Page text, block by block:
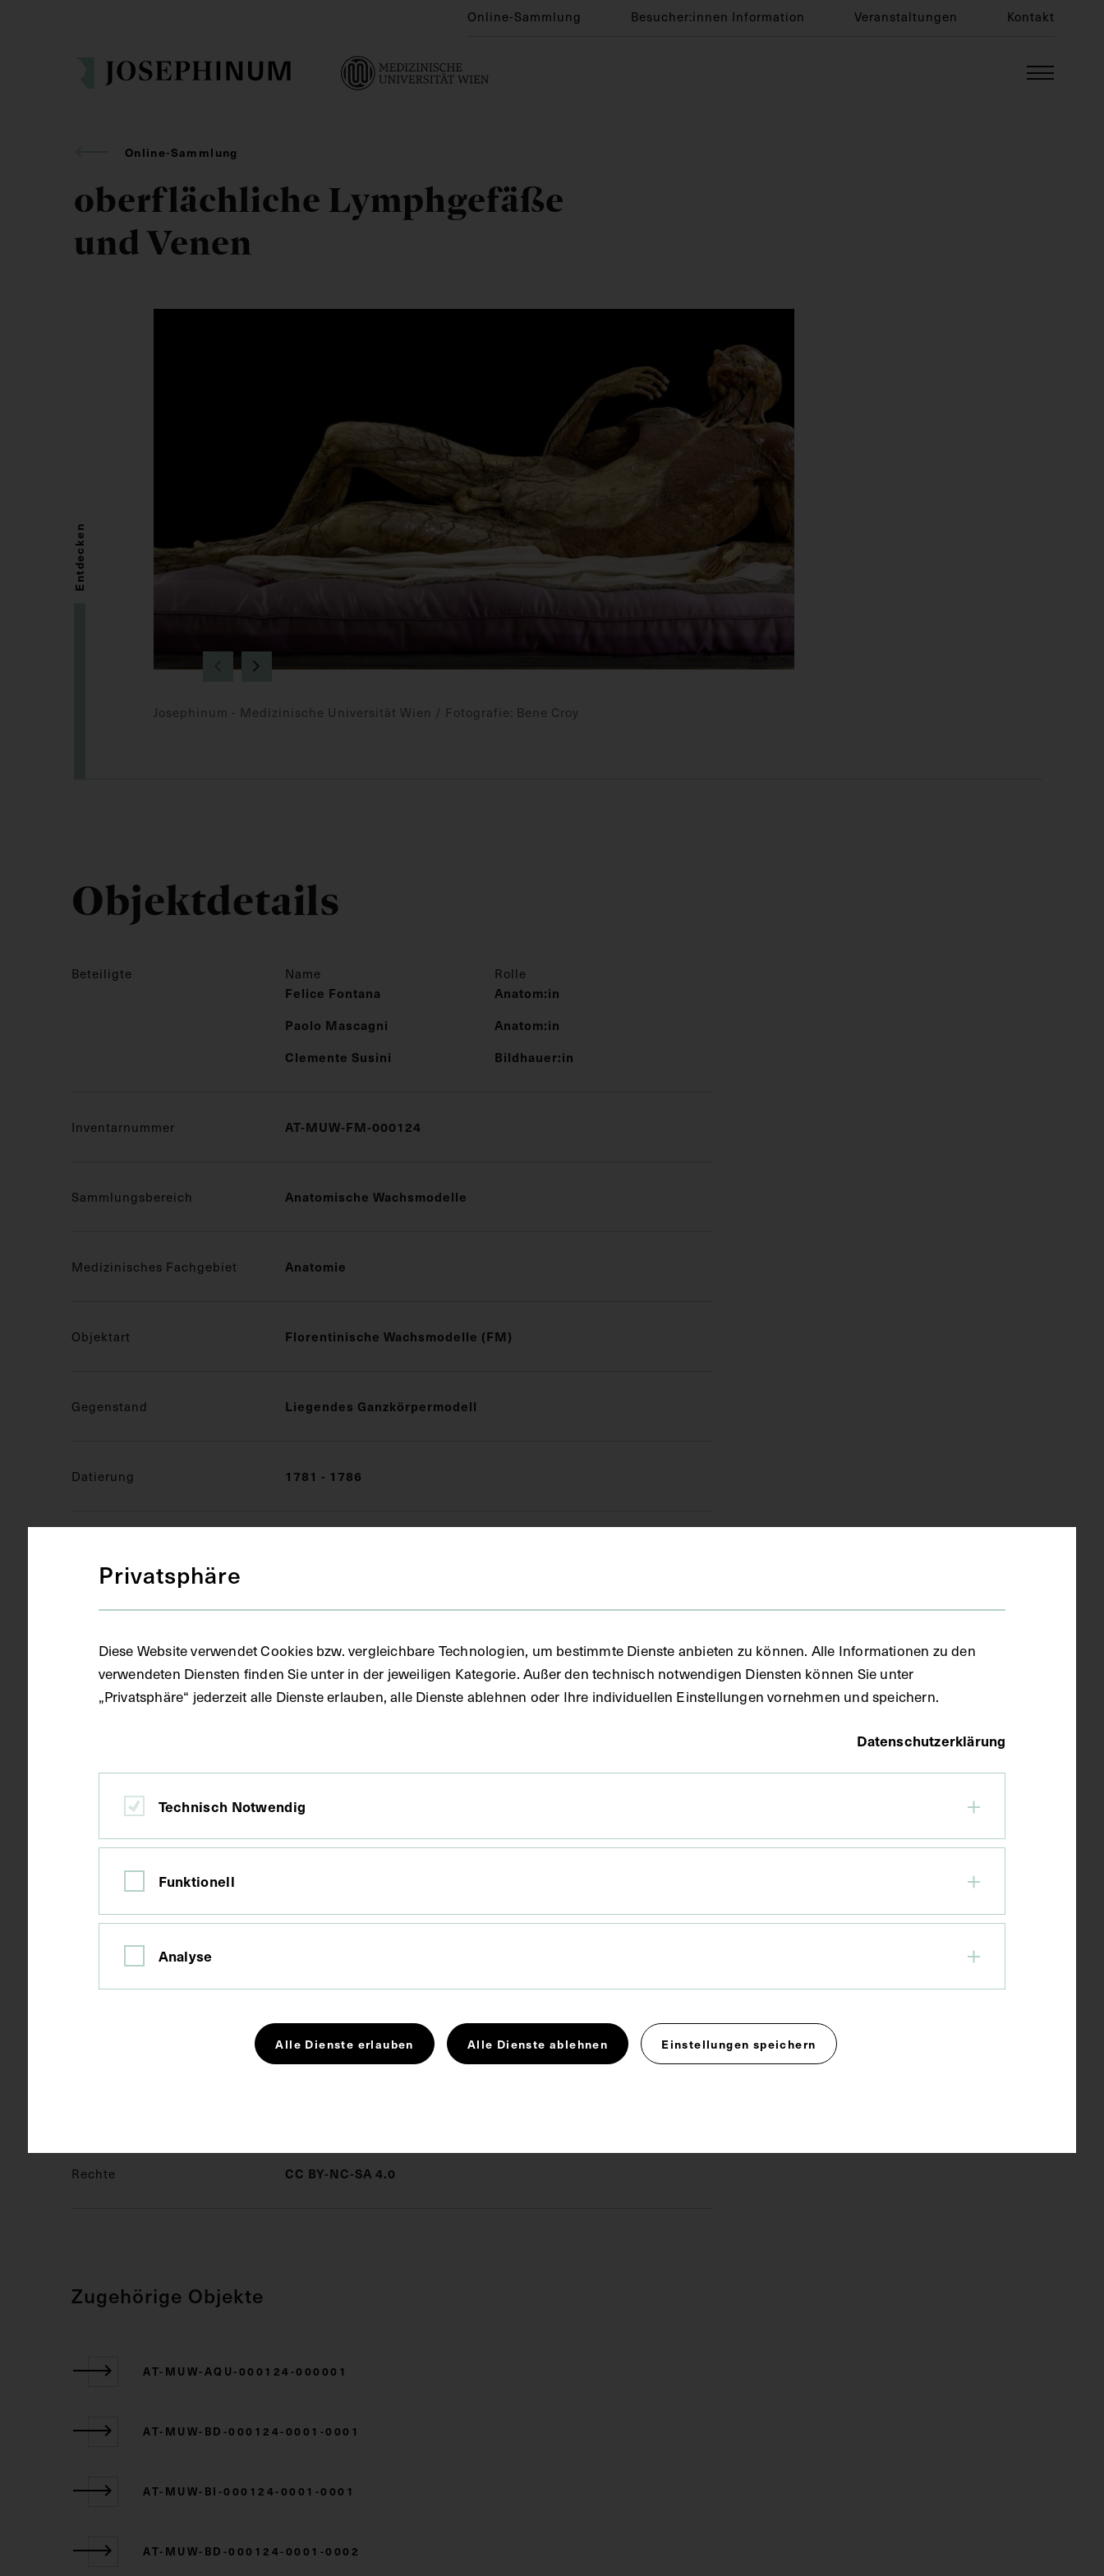
Online-Sammlung Besucher:innen Information Veranstaltungen Kontakt
Online-Sammlung
oberflächliche Lymphgefäße
und Venen
Josephinum - Medizinische Universität Wien / Fotografie: Bene Croy
Entdecken
Objektdetails
Beteiligte Name Rolle
Felice Fontana
Anatom:in
Paolo Mascagni
Anatom:in
Clemente Susini
Bildhauer:in
Inventarnummer AT-MUW-FM-000124
Sammlungsbereich Anatomische Wachsmodelle
Medizinisches Fachgebiet Anatomie
Objektart Florentinische Wachsmodelle (FM)
Gegenstand Liegendes Ganzkörpermodell
Datierung 1781 - 1786
Florenz
Holz, Glas Wachs
verschlossenen Zustand, ohne Tisch
Kurzbeschreibung
1. Die oberflächlichen Lymphgefäße und Venen des menschlichen
Rechte CC BY-NC-SA 4.0
Zugehörige Objekte
AT-MUW-AQU-000124-000001
AT-MUW-BD-000124-0001-0001
AT-MUW-BI-000124-0001-0001
AT-MUW-BD-000124-0001-0002
Privatsphäre
Diese Website verwendet Cookies bzw. vergleichbare Technologien, um bestimmte Dienste anbieten zu können. Alle Informationen zu den
verwendeten Diensten finden Sie unter in der jeweiligen Kategorie. Außer den technisch notwendigen Diensten können Sie unter
„Privatsphäre“ jederzeit alle Dienste erlauben, alle Dienste ablehnen oder Ihre individuellen Einstellungen vornehmen und speichern.
Datenschutzerklärung
Technisch Notwendig
Funktionell
Analyse
Alle Dienste erlauben Alle Dienste ablehnen Einstellungen speichern